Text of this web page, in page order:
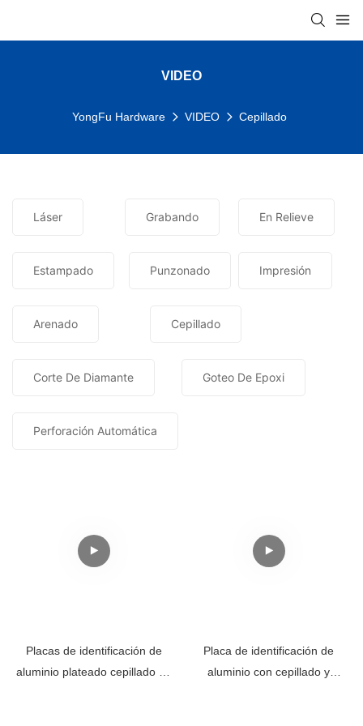
VIDEO
YongFu Hardware VIDEO Cepillado
Láser Grabando En Relieve
Estampado Punzonado Impresión
Arenado Cepillado
Corte De Diamante Goteo De Epoxi
Perforación Automática
Placas de identificación de
aluminio plateado cepillado en
Placa de identificación de
aluminio con cepillado y